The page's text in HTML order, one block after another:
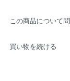
この商品について
買い物を続ける